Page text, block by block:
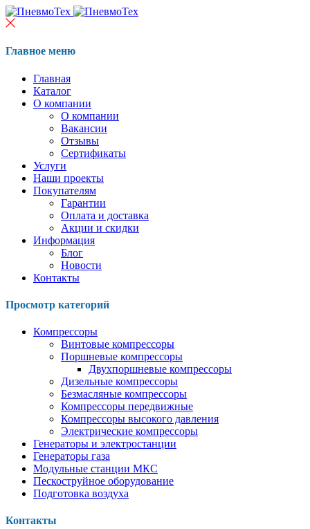
Главное меню
Главная
Каталог
О компании
О компании
Вакансии
Отзывы
Сертификаты
Услуги
Наши проекты
Покупателям
Гарантии
Оплата и доставка
Акции и скидки
Информация
Блог
Новости
Контакты
Просмотр категорий
Компрессоры
Винтовые компрессоры
Поршневые компрессоры
Двухпоршневые компрессоры
Дизельные компрессоры
Безмасляные компрессоры
Компрессоры передвижные
Компрессоры высокого давления
Электрические компрессоры
Генераторы и электростанции
Генераторы газа
Модульные станции МКС
Пескоструйное оборудование
Подготовка воздуха
Контакты